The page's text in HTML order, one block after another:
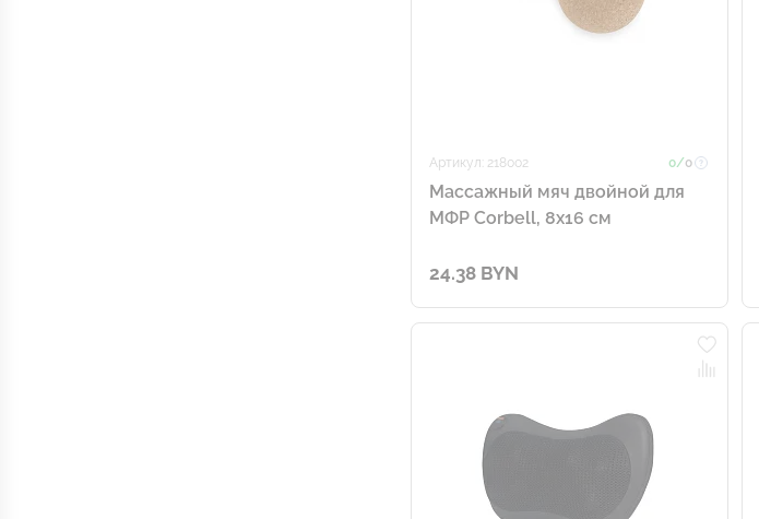
Артикул: 218002 0/0
Массажный мяч двойной для
МФР Corbell, 8х16 см
24.38 BYN